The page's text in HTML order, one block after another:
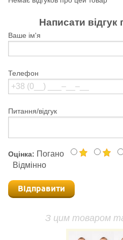
Написати відгук
Ваше ім'я
Телефон
Питання/відгук
Оцінка: Погано
Відмінно
Відправити
З цим товаром